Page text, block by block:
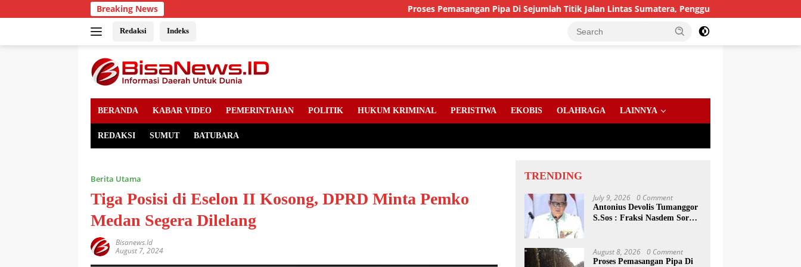
to
Breaking News Proses Pemasangan Pipa Di Sejumlah Titik Jalan Lintas Sumatera, Pengguna Jalan diimbau Untuk
Redaksi Indeks
BERANDA KABAR VIDEO PEMERINTAHAN POLITIK HUKUM KRIMINAL PERISTIWA EKOBIS OLAHRAGA LAINNYA
REDAKSI SUMUT BATUBARA
Berita Utama
Tiga Posisi di Eselon II Kosong, DPRD Minta Pemko
Medan Segera Dilelang
Bisanews.id
August 7, 2024
TRENDING
July 9, 2026 0 Comment
Antonius Devolis Tumanggor
S.Sos : Fraksi Nasdem Soroti
August 8, 2026 0 Comment
Proses Pemasangan Pipa Di